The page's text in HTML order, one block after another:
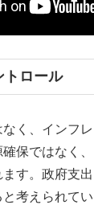
トロール
く、インフ
保ではなく
す。政府支
考えられてい